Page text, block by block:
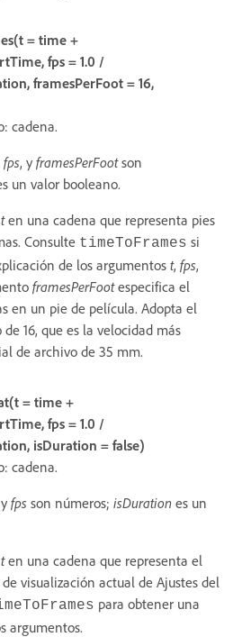
= time +
fps = 1.0 /
framesPerFoot = 16,
cadena.
fps, y framesPerFootson
un valor booleano.
ten una cadena que representa pies
Consulte timeToFrames si
de los argumentos t, fps,
framesPerFootespecifica el
en un pie de película. Adopta el
16, que es la velocidad más
de archivo de 35 mm.
= time +
fps = 1.0 /
isDuration = false)
cadena.
fps son números; isDuration es un
ten una cadena que representa el
visualización actual de Ajustes del
para obtener una
argumentos.